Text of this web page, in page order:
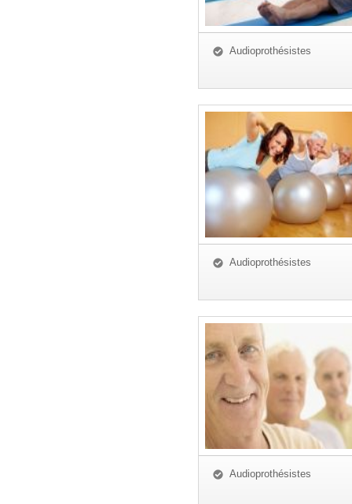
Audioprothésistes
Audioprothésistes
Audioprothésistes